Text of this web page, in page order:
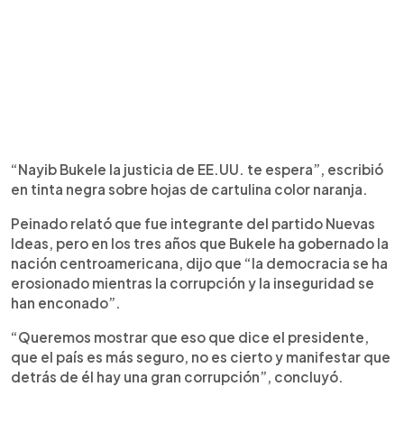
“Nayib Bukele la justicia de EE.UU. te espera”, escribió
en tinta negra sobre hojas de cartulina color naranja.
Peinado relató que fue integrante del partido Nuevas
Ideas, pero en los tres años que Bukele ha gobernado la
nación centroamericana, dijo que “la democracia se ha
erosionado mientras la corrupción y la inseguridad se
han enconado”.
“Queremos mostrar que eso que dice el presidente,
que el país es más seguro, no es cierto y manifestar que
detrás de él hay una gran corrupción”, concluyó.